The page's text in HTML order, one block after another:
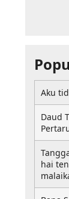
Aku
Daud
hai